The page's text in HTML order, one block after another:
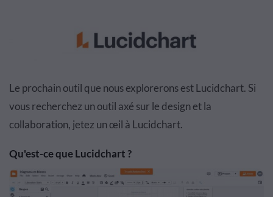
Le prochain outil que nous explorerons est Lucidchart. Si
vous recherchez un outil axé sur le design et la
collaboration, jetez un œil à Lucidchart.
Qu'est-ce que Lucidchart ?